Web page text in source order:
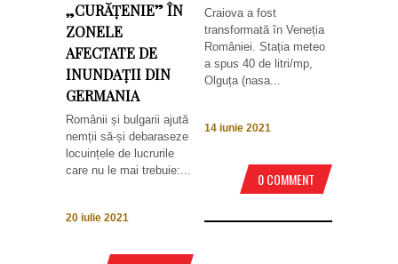
„CURĂȚENIE” ÎN
ZONELE
AFECTATE DE
INUNDAȚII DIN
GERMANIA
Românii și bulgarii ajută
nemții să-și debaraseze
locuințele de lucrurile
care nu le mai trebuie:...
20 iulie 2021
Craiova a fost
transformată în Veneția
României. Stația meteo
a spus 40 de litri/mp,
Olguța (nasa...
14 iunie 2021
0 COMMENT